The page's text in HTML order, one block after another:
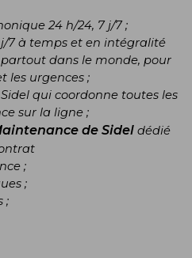
24 h/24, 7 j/7 ;
7 à temps et en intégralité
dans le monde, pour
les urgences ;
qui coordonne toutes les
sur la ligne ;
de Sidel dédié
;
;
;